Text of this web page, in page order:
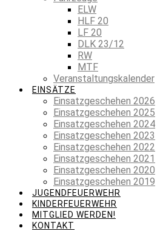
ELW
HLF 20
LF 20
DLK 23/12
RW
MTF
Veranstaltungskalender
EINSÄTZE
Einsatzgeschehen 2026
Einsatzgeschehen 2025
Einsatzgeschehen 2024
Einsatzgeschehen 2023
Einsatzgeschehen 2022
Einsatzgeschehen 2021
Einsatzgeschehen 2020
Einsatzgeschehen 2019
JUGENDFEUERWEHR
KINDERFEUERWEHR
MITGLIED WERDEN!
KONTAKT